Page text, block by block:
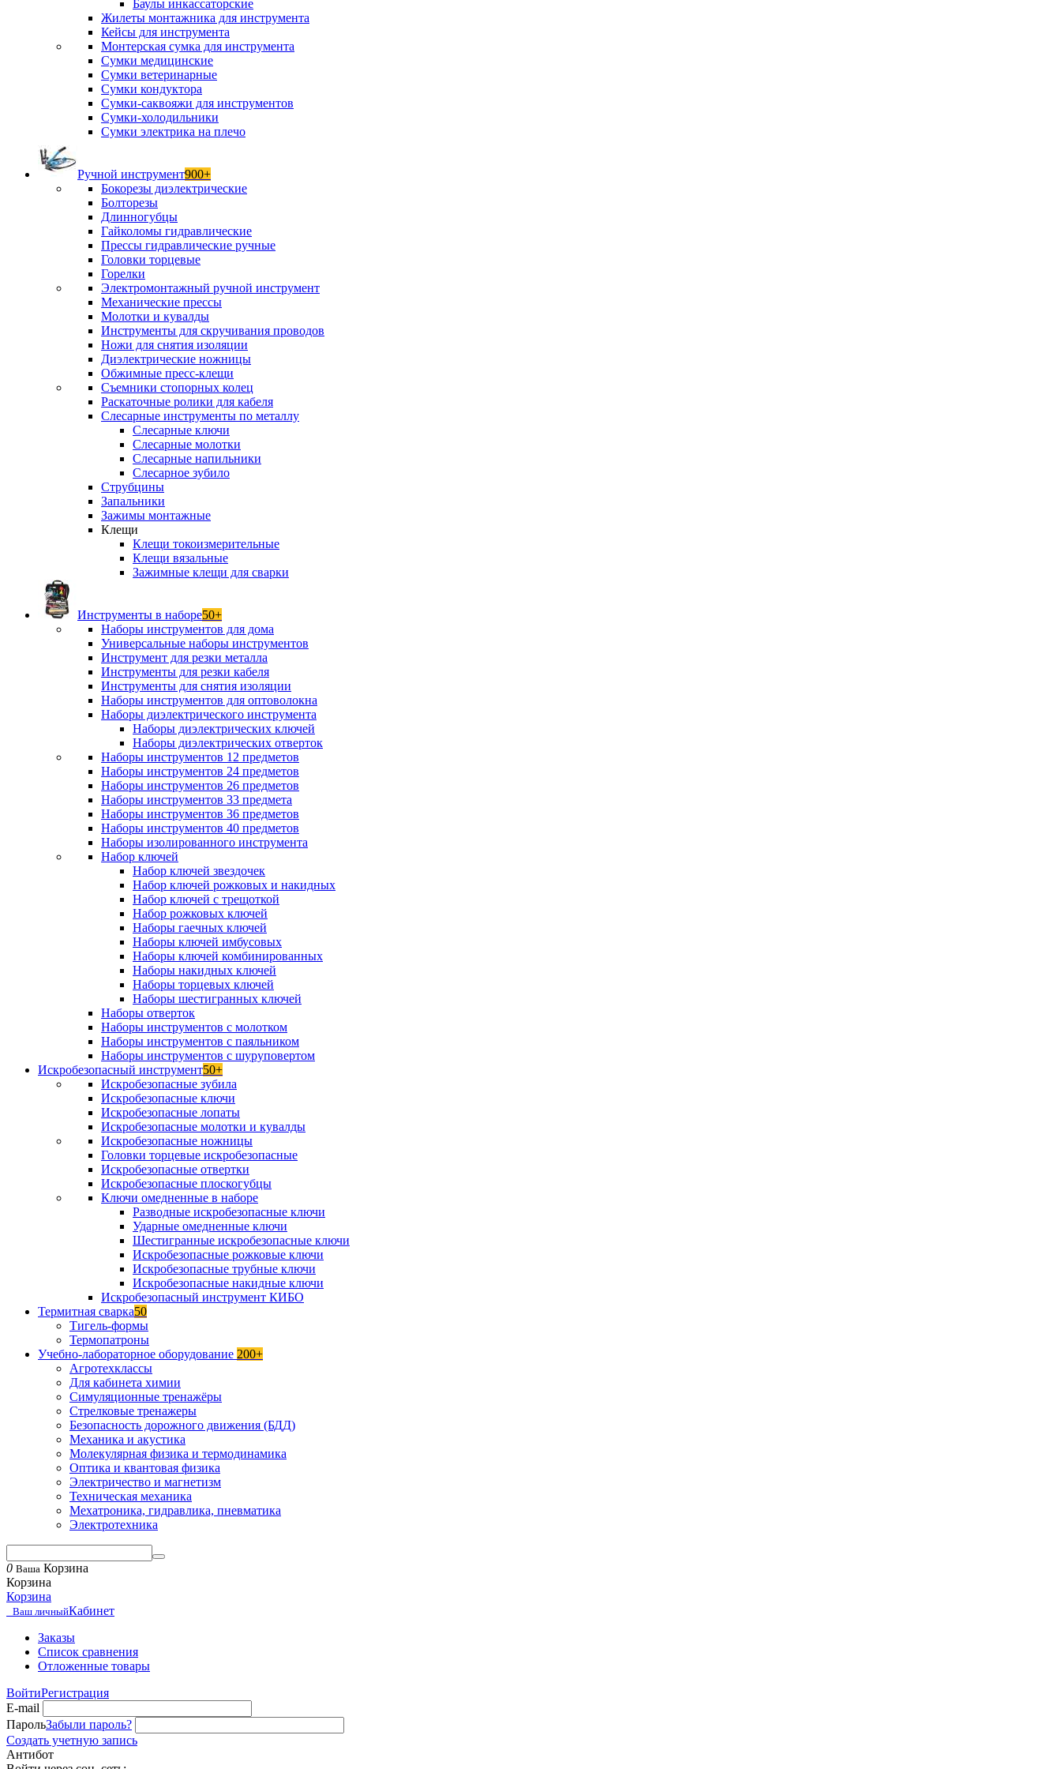
Баулы инкассаторские
Жилеты монтажника для инструмента
Кейсы для инструмента
Монтерская сумка для инструмента
Сумки медицинские
Сумки ветеринарные
Сумки кондуктора
Сумки-саквояжи для инструментов
Сумки-холодильники
Сумки электрика на плечо
Ручной инструмент900+
Бокорезы диэлектрические
Болторезы
Длинногубцы
Гайколомы гидравлические
Прессы гидравлические ручные
Головки торцевые
Горелки
Электромонтажный ручной инструмент
Механические прессы
Молотки и кувалды
Инструменты для скручивания проводов
Ножи для снятия изоляции
Диэлектрические ножницы
Обжимные пресс-клещи
Съемники стопорных колец
Раскаточные ролики для кабеля
Слесарные инструменты по металлу
Слесарные ключи
Слесарные молотки
Слесарные напильники
Слесарное зубило
Струбцины
Запальники
Зажимы монтажные
Клещи
Клещи токоизмерительные
Клещи вязальные
Зажимные клещи для сварки
Инструменты в наборе50+
Наборы инструментов для дома
Универсальные наборы инструментов
Инструмент для резки металла
Инструменты для резки кабеля
Инструменты для снятия изоляции
Наборы инструментов для оптоволокна
Наборы диэлектрического инструмента
Наборы диэлектрических ключей
Наборы диэлектрических отверток
Наборы инструментов 12 предметов
Наборы инструментов 24 предметов
Наборы инструментов 26 предметов
Наборы инструментов 33 предмета
Наборы инструментов 36 предметов
Наборы инструментов 40 предметов
Наборы изолированного инструмента
Набор ключей
Набор ключей звездочек
Набор ключей рожковых и накидных
Набор ключей с трещоткой
Набор рожковых ключей
Наборы гаечных ключей
Наборы ключей имбусовых
Наборы ключей комбинированных
Наборы накидных ключей
Наборы торцевых ключей
Наборы шестигранных ключей
Наборы отверток
Наборы инструментов с молотком
Наборы инструментов с паяльником
Наборы инструментов с шуруповертом
Искробезопасный инструмент50+
Искробезопасные зубила
Искробезопасные ключи
Искробезопасные лопаты
Искробезопасные молотки и кувалды
Искробезопасные ножницы
Головки торцевые искробезопасные
Искробезопасные отвертки
Искробезопасные плоскогубцы
Ключи омедненные в наборе
Разводные искробезопасные ключи
Ударные омедненные ключи
Шестигранные искробезопасные ключи
Искробезопасные рожковые ключи
Искробезопасные трубные ключи
Искробезопасные накидные ключи
Искробезопасный инструмент КИБО
Термитная сварка50
Тигель-формы
Термопатроны
Учебно-лабораторное оборудование 200+
Агротехклассы
Для кабинета химии
Симуляционные тренажёры
Стрелковые тренажеры
Безопасность дорожного движения (БДД)
Механика и акустика
Молекулярная физика и термодинамика
Оптика и квантовая физика
Электричество и магнетизм
Техническая механика
Мехатроника, гидравлика, пневматика
Электротехника
0 Ваша Корзина
Корзина
Корзина
Ваш личныйКабинет
Заказы
Список сравнения
Отложенные товары
ВойтиРегистрация
E-mail
ПарольЗабыли пароль?
Создать учетную запись
Антибот